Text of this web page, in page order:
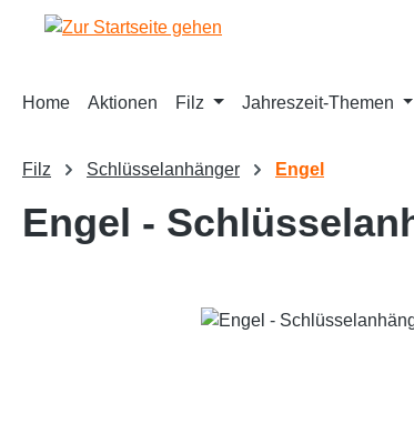
Zur Hauptnavigation springen
Home Aktionen Filz Jahreszeit-Themen
Filz Schlüsselanhänger Engel
Engel -
Bildergalerie überspringen